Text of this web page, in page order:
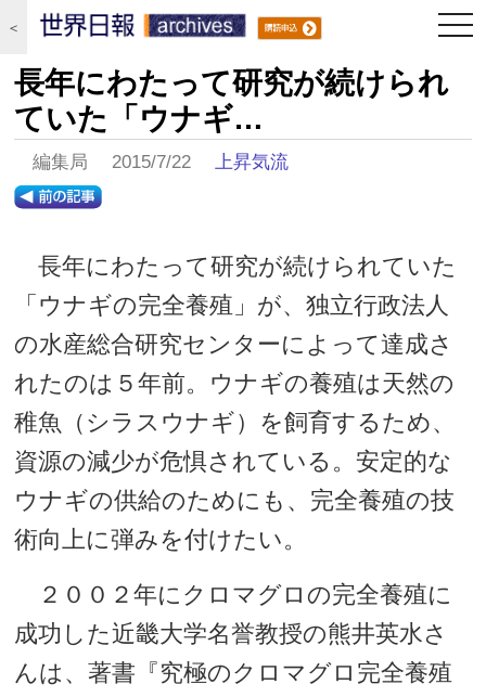
＜
長年にわたって研究が続けられ
ていた「ウナギ…
編集局 2015/7/22上昇気流
長年にわたって研究が続けられていた
「ウナギの完全養殖」が、独立行政法人
の水産総合研究センターによって達成さ
れたのは５年前。ウナギの養殖は天然の
稚魚（シラスウナギ）を飼育するため、
資源の減少が危惧されている。安定的な
ウナギの供給のためにも、完全養殖の技
術向上に弾みを付けたい。
２００２年にクロマグロの完全養殖に
成功した近畿大学名誉教授の熊井英水さ
んは、著書『究極のクロマグロ完全養殖